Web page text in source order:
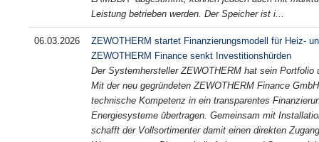
Leistung betrieben werden. Der Speicher ist i...
06.03.2026
ZEWOTHERM startet Finanzierungsmodell für Heiz-
ZEWOTHERM Finance senkt Investitionshürden
Der Systemhersteller ZEWOTHERM hat sein Portfolio
Mit der neu gegründeten ZEWOTHERM Finance
technische Kompetenz in ein transparentes
Energiesysteme übertragen. Gemeinsam mit
schafft der Vollsortimenter damit einen direkten